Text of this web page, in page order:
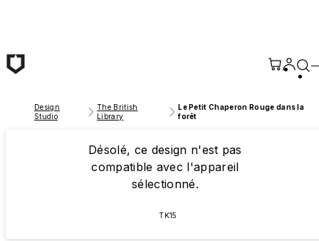
Design
Studio
The British
Library
Le Petit Chaperon Rouge dans la
forêt
Désolé, ce design n'est pas
compatible avec l'appareil
sélectionné.
TK15